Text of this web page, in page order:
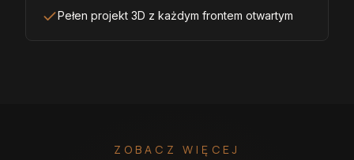
Pełen projekt 3D z każdym frontem otwartym
ZOBACZ WIĘCEJ